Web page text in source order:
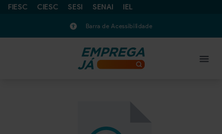
FIESC CIESC SESI SENAI IEL
Barra de Acessibilidade